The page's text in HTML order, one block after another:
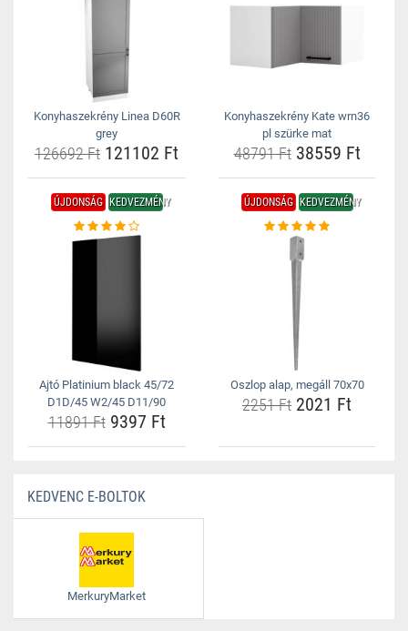
Konyhaszekrény Linea D60R
grey
126692 Ft 121102 Ft
Konyhaszekrény Kate wrn36
pl szürke mat
48791 Ft38559 Ft
ÚJDONSÁG KEDVEZMÉNY
Ajtó Platinium black 45/72
D1D/45 W2/45 D11/90
11891 Ft9397 Ft
ÚJDONSÁG KEDVEZMÉNY
Oszlop alap, megáll 70x70
2251 Ft 2021 Ft
KEDVENC E-BOLTOK
MerkuryMarket